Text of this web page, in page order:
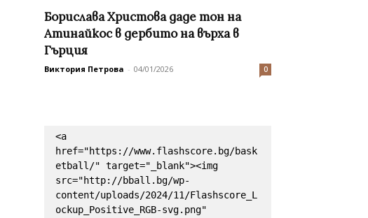
Борислава Христова даде тон на
Атинайкос в дербито на върха в
Гърция
Виктория Петрова - 04/01/2026 0
<a
href="https://www.flashscore.bg/bask
etball/" target="_blank"><img
src="http://bball.bg/wp-
content/uploads/2024/11/Flashscore_L
ockup_Positive_RGB-svg.png"